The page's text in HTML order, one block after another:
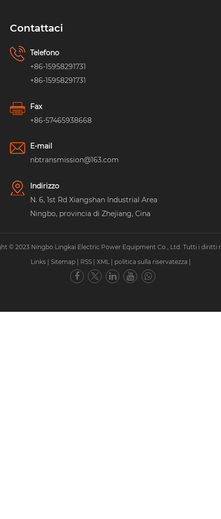
Contattaci
Telefono
+86-15958291731
+86-15958291731
Fax
+86-57465938668
E-mail
nbtransmission@163.com
Indirizzo
N. 6, 1st Rd Xiangshan Industrial Area
Ningbo, provincia di Zhejiang, Cina
© 2023 Ningbo Lingkai Electric Power Equipment Co., Ltd. Tutti i diritti
Links
Sitemap RSS XML politica sulla riservatezza